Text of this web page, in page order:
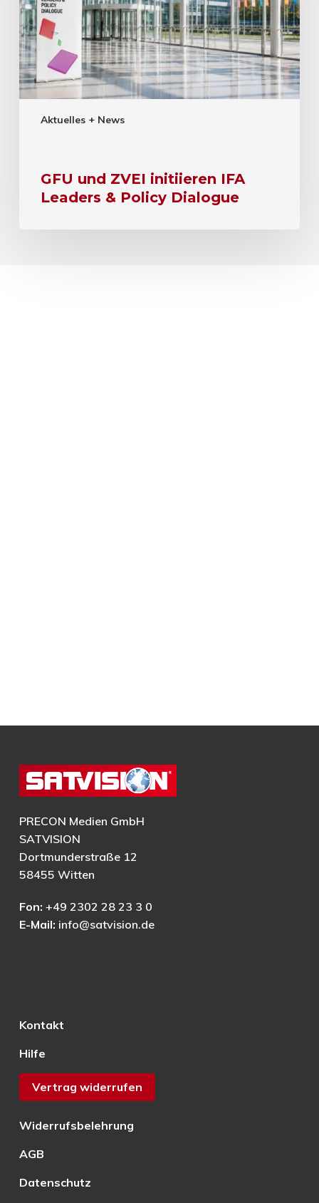
Aktuelles + News
GFU und ZVEI initiieren IFA
Leaders & Policy Dialogue
PRECON Medien GmbH
SATVISION
Dortmunderstraße 12
58455 Witten
Fon: +49 2302 28 23 3 0
E-Mail: info@satvision.de
Kontakt
Hilfe
Vertrag widerrufen
Widerrufsbelehrung
AGB
Datenschutz